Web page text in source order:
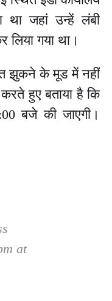
था जहां उन्हें लंबी
लिया गया था।
झुकने के मूड में नहीं
हुए बताया है कि
बजे की जाएगी।
at